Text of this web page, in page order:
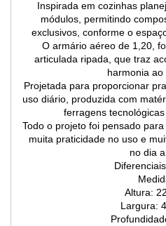
Inspirada em cozinhas
módulos, permitindo
exclusivos, conforme o
O armário aéreo de 1,20,
articulada ripada, que traz
harmonia ao
Projetada para proporcionar
uso diário, produzida com
ferragens
Todo o projeto foi pensado
muita praticidade no uso e
no dia
Altura:
Largura: